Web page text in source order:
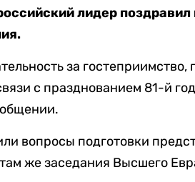
лидер поздравил
за гостеприимство,
с празднованием 81-й
вопросы подготовки
же заседания Высшего